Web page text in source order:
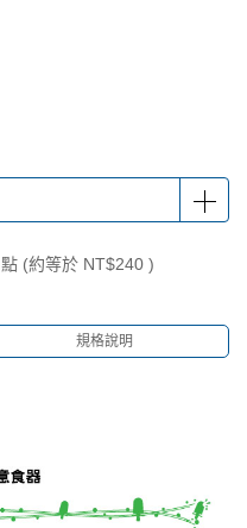
點 (約等於 NT$240 )
規格說明